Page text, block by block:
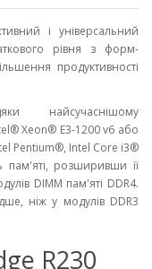
і універсальний
рівня з форм-
продуктивності
найсучаснішому
Xeon® E3-1200 v6 або
Pentium®, Intel Core i3®
пам'яті, розширивши її
DIMM пам'яті DDR4.
ніж у модулів DDR3
R230